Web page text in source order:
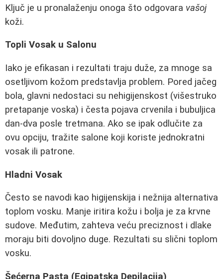
Ključ je u pronalaženju onoga što odgovara vašoj
koži.
Topli Vosak u Salonu
Iako je efikasan i rezultati traju duže, za mnoge sa
osetljivom kožom predstavlja problem. Pored jačeg
bola, glavni nedostaci su nehigijenskost (višestruko
pretapanje voska) i česta pojava crvenila i bubuljica
dan-dva posle tretmana. Ako se ipak odlučite za
ovu opciju, tražite salone koji koriste jednokratni
vosak ili patrone.
Hladni Vosak
Često se navodi kao higijenskija i nežnija alternativa
toplom vosku. Manje iritira kožu i bolja je za krvne
sudove. Međutim, zahteva veću preciznost i dlake
moraju biti dovoljno duge. Rezultati su slični toplom
vosku.
Šećerna Pasta (Egipatska Depilacija)